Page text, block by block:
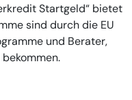
Startgeld“ bietet
sind durch die EU
und Berater,